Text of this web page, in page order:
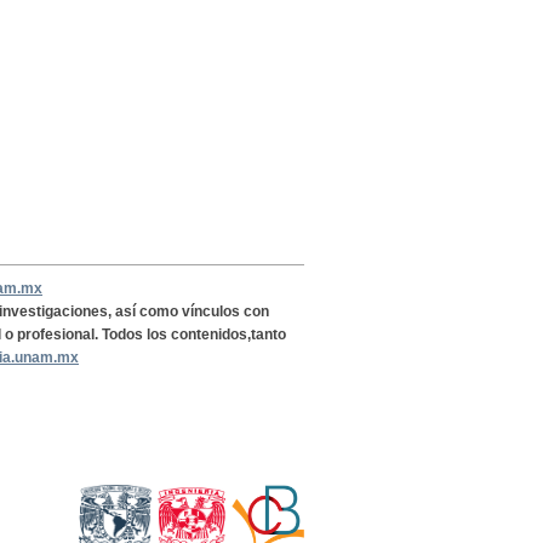
así como vínculos con
profesional. Todos los contenidos,tanto